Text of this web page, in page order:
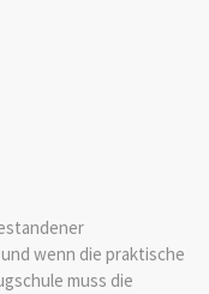
wenn die praktische
muss die